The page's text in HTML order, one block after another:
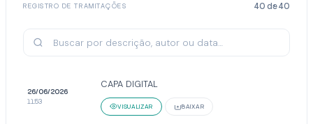
REGISTRO DE TRAMITAÇÕES 40 de40
26/06/2026
11:53
CAPA DIGITAL
VISUALIZAR BAIXAR